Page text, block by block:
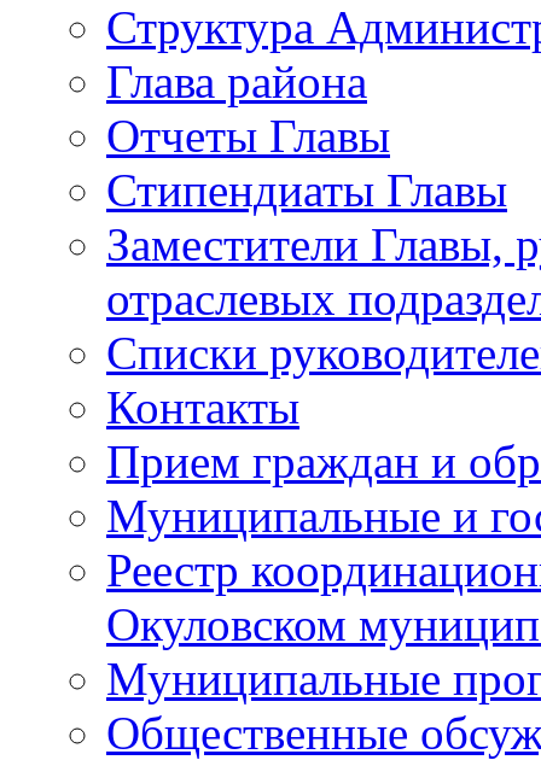
Структура
Глава района
Отчеты Главы
Стипендиаты Главы
Заместители Главы,
отраслевых
Списки
Контакты
Прием граждан и
Муниципальные и
Реестр
Окуловском
Муниципальные
Общественные